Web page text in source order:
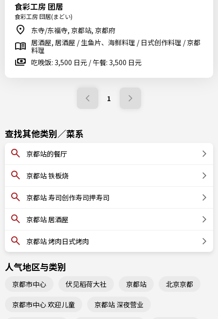
食彩工房 团居
食彩工房 団居(まどい)
东寺/东福寺, 京都站, 京都府
居酒屋, 居酒屋 / 生鱼片、海鲜料理 / 日式创作料理 / 京都
料理
吃晚饭: 3,500 日元 / 午餐: 3,500 日元
1
查找其他类别／菜系
京都站的餐厅
京都站 铁板烧
京都站 寿司创作寿司押寿司
京都站 居酒屋
京都站 烤肉日式烤肉
人气地区与类别
京都市中心 伏见稻荷大社 京都站 北京京都
京都市中心 欢迎儿童 京都站 深夜营业